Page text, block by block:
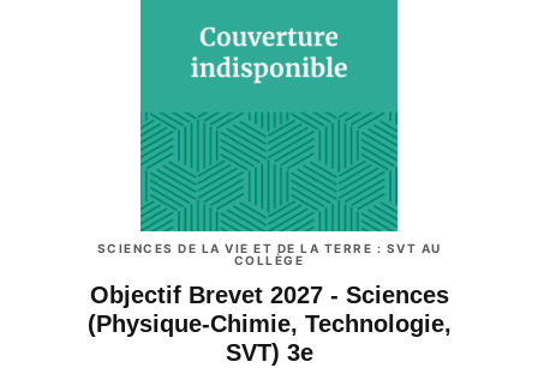
SCIENCES DE LA VIE ET DE LA TERRE : SVT AU
COLLÈGE
Objectif Brevet 2027 - Sciences
(Physique-Chimie, Technologie,
SVT) 3e